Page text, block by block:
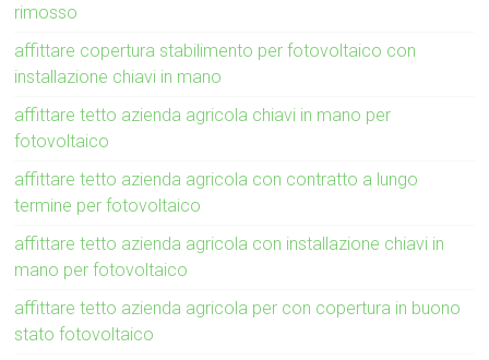
rimosso
affittare copertura stabilimento per fotovoltaico con
installazione chiavi in mano
affittare tetto azienda agricola chiavi in mano per
fotovoltaico
affittare tetto azienda agricola con contratto a lungo
termine per fotovoltaico
affittare tetto azienda agricola con installazione chiavi in
mano per fotovoltaico
affittare tetto azienda agricola per con copertura in buono
stato fotovoltaico